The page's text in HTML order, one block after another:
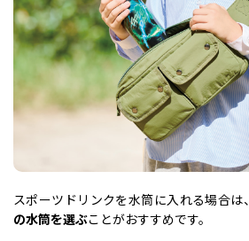
スポーツドリンクを水筒に入れる場合は、
の水筒を選ぶことがおすすめです。